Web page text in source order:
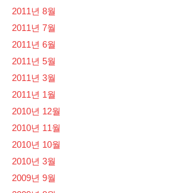
2011년 8월
2011년 7월
2011년 6월
2011년 5월
2011년 3월
2011년 1월
2010년 12월
2010년 11월
2010년 10월
2010년 3월
2009년 9월